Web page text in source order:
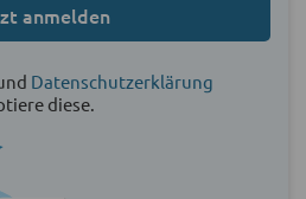
anmelden
Datenschutzerklärung
diese.